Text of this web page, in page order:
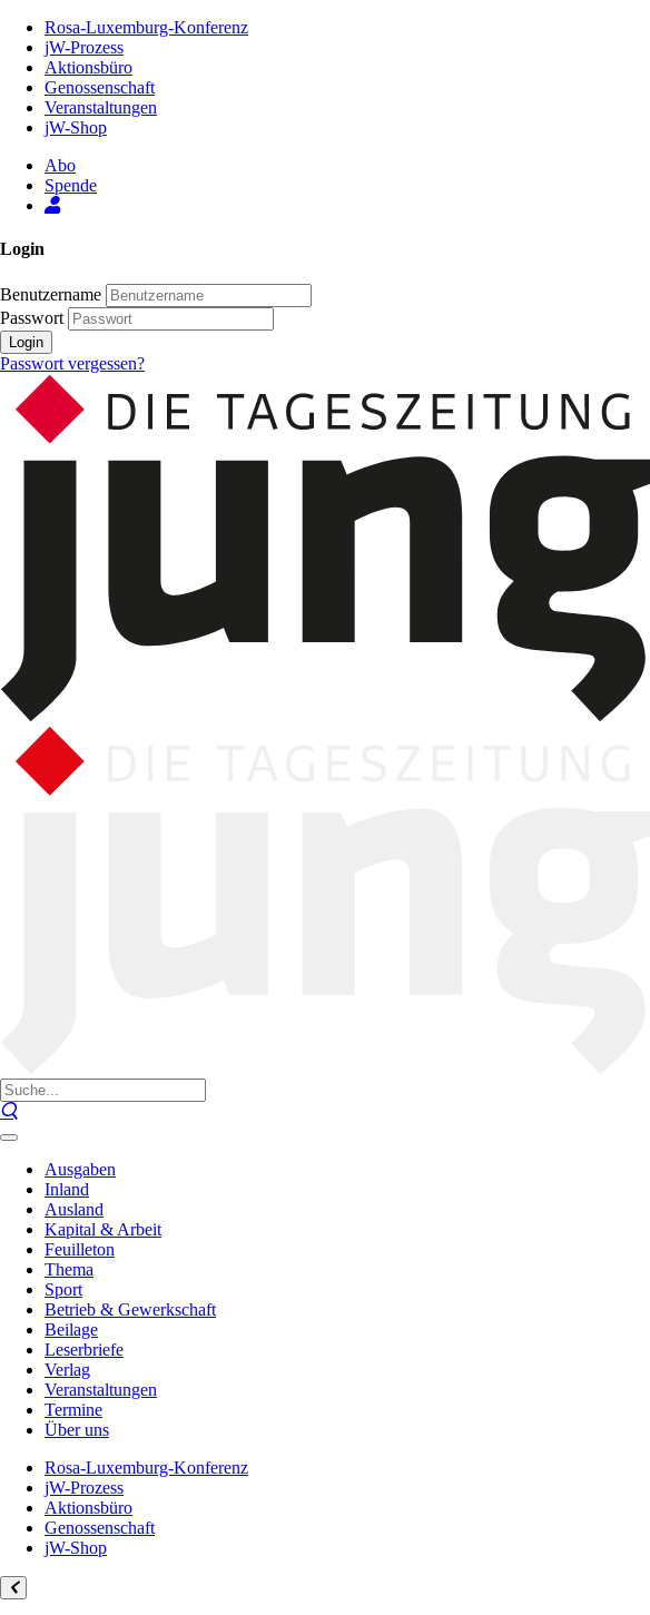
Inhalt
Seite
Rosa-Luxemburg-Konferenz
jW-Prozess
Aktionsbüro
Genossenschaft
Veranstaltungen
jW-Shop
Abo
Spende
Login
Benutzername
Passwort
Login
Passwort vergessen?
Ausgaben
Inland
Ausland
Kapital & Arbeit
Feuilleton
Thema
Sport
Betrieb & Gewerkschaft
Beilage
Leserbriefe
Verlag
Veranstaltungen
Termine
Über uns
Rosa-Luxemburg-Konferenz
jW-Prozess
Aktionsbüro
Genossenschaft
jW-Shop